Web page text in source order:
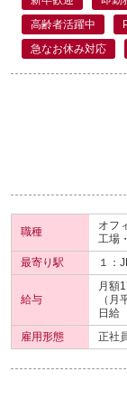
高齢者活躍中
急なお休み対応
職種
オフ
工場
最寄り駅
１：
給与
月額
（
日給
雇用形態
正社